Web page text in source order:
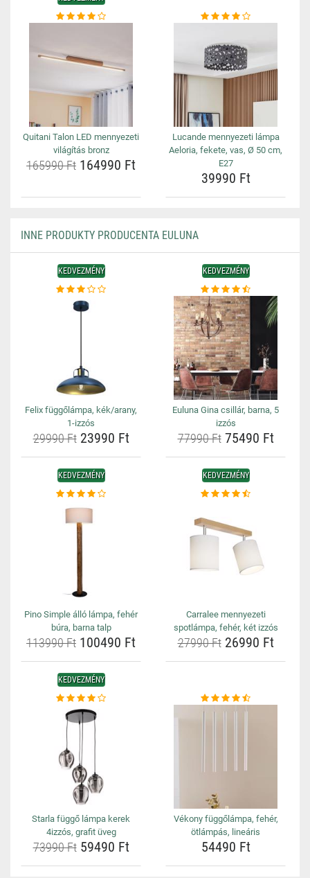
Quitani Talon LED mennyezeti
világítás bronz
165990 Ft 164990 Ft
Lucande mennyezeti lámpa
Aeloria, fekete, vas, Ø 50 cm,
E27
39990 Ft
INNE PRODUKTY PRODUCENTA EULUNA
KEDVEZMÉNY
Felix függőlámpa, kék/arany,
1-izzós
29990 Ft23990 Ft
KEDVEZMÉNY
Euluna Gina csillár, barna, 5
izzós
77990 Ft75490 Ft
KEDVEZMÉNY
Pino Simple álló lámpa, fehér
búra, barna talp
113990 Ft 100490 Ft
KEDVEZMÉNY
Carralee mennyezeti
spotlámpa, fehér, két izzós
27990 Ft26990 Ft
KEDVEZMÉNY
Starla függő lámpa kerek
4izzós, grafit üveg
73990 Ft59490 Ft
Vékony függőlámpa, fehér,
ötlámpás, lineáris
54490 Ft